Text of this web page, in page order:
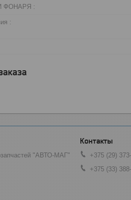
ФОНАРЯ :
:
"АВТО-МАГ"
+375 (29)
+375 (33)